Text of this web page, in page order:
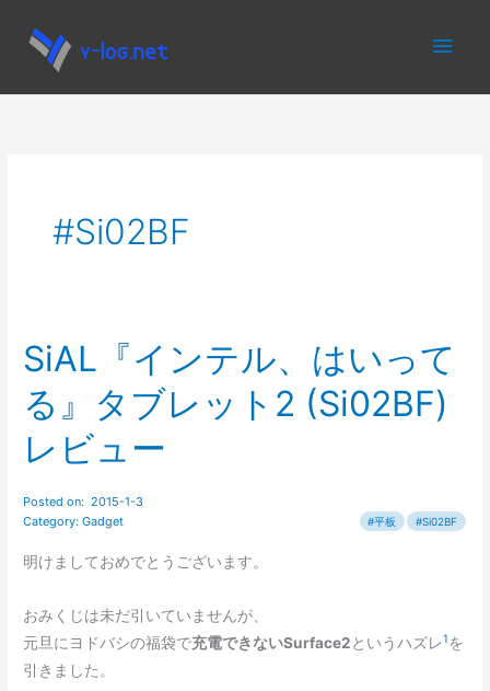
ス
メ
イ
Si02BF
SiAL『インテル、はいって
る』タブレット2 (Si02BF)
レビュー
明けましておめでとうございます。
おみくじは未だ引いていませんが、
元旦にヨドバシの福袋で充電できないSurface2というハズレ1 を
引きました。